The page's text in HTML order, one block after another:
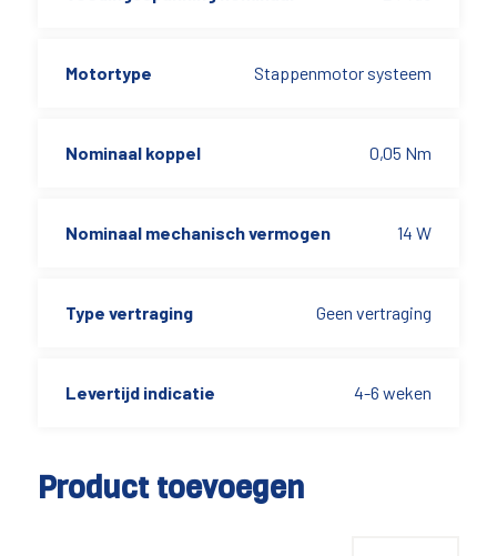
Product toevoegen
Motortype Stappenmotor systeem
Nominaal koppel 0,05 Nm
Nominaal mechanisch vermogen 14 W
Type vertraging Geen vertraging
Levertijd indicatie 4-6 weken